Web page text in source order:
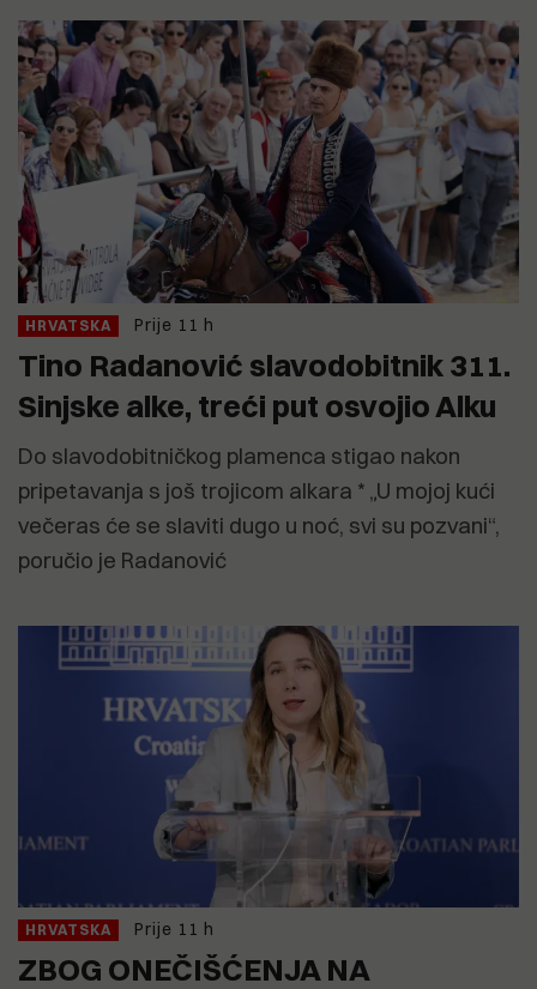
HRVATSKA Prije 11 h
Tino Radanović slavodobitnik 311.
Sinjske alke, treći put osvojio Alku
Do slavodobitničkog plamenca stigao nakon
pripetavanja s još trojicom alkara * „U mojoj kući
večeras će se slaviti dugo u noć, svi su pozvani“,
poručio je Radanović
HRVATSKA Prije 11 h
ZBOG ONEČIŠĆENJA NA